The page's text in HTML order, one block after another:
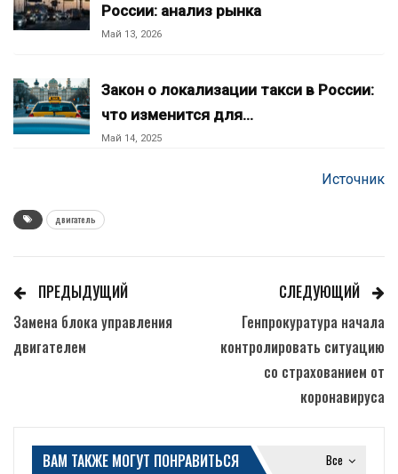
России: анализ рынка
Май 13, 2026
Закон о локализации такси в России:
что изменится для…
Май 14, 2025
Источник
двигатель
ПРЕДЫДУЩИЙ
Замена блока управления
двигателем
СЛЕДУЮЩИЙ
Генпрокуратура начала
контролировать ситуацию
со страхованием от
коронавируса
Все
ВАМ ТАКЖЕ МОГУТ ПОНРАВИТЬСЯ